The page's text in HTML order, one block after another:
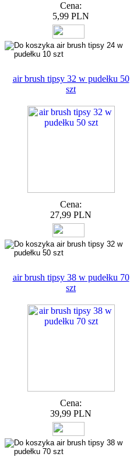
Cena:
5,99 PLN
air brush tipsy 32 w pudełku 50
szt
Cena:
27,99 PLN
air brush tipsy 38 w pudełku 70
szt
Cena:
39,99 PLN